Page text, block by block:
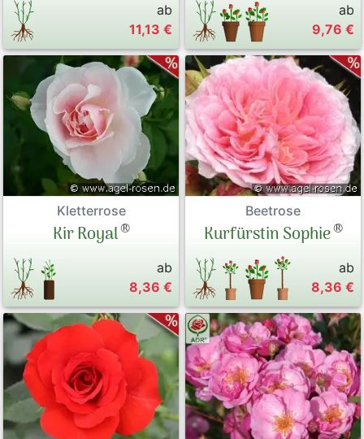
ab
11,13 €
ab
9,76 €
Kletterrose
Kir Royal®
ab
8,36 €
Beetrose
Kurfürstin Sophie®
ab
8,36 €